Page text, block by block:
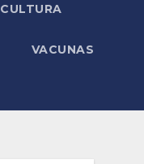
CULTURA
VACUNAS